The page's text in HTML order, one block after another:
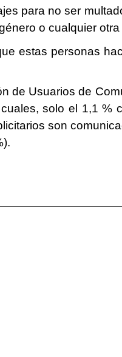
para no ser
o cualquier
estas personas
de Usuarios de
solo el 1,1 %
son